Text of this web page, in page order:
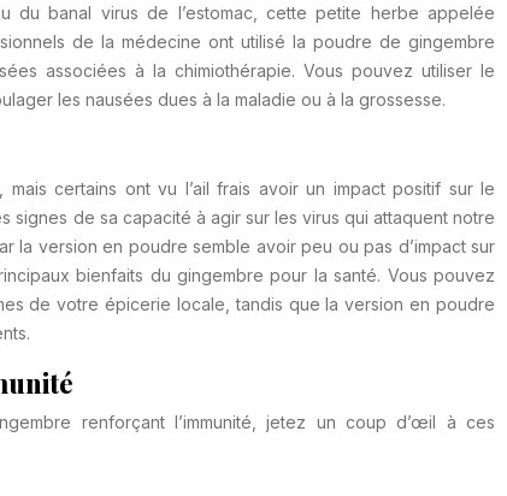
banal virus de l’estomac, cette petite herbe appelée
de la médecine ont utilisé la poudre de gingembre
associées à la chimiothérapie. Vous pouvez utiliser le
les nausées dues à la maladie ou à la grossesse.
certains ont vu l’ail frais avoir un impact positif sur le
signes de sa capacité à agir sur les virus qui attaquent notre
la version en poudre semble avoir peu ou pas d’impact sur
bienfaits du gingembre pour la santé. Vous pouvez
de votre épicerie locale, tandis que la version en poudre
renforçant l’immunité, jetez un coup d’œil à ces